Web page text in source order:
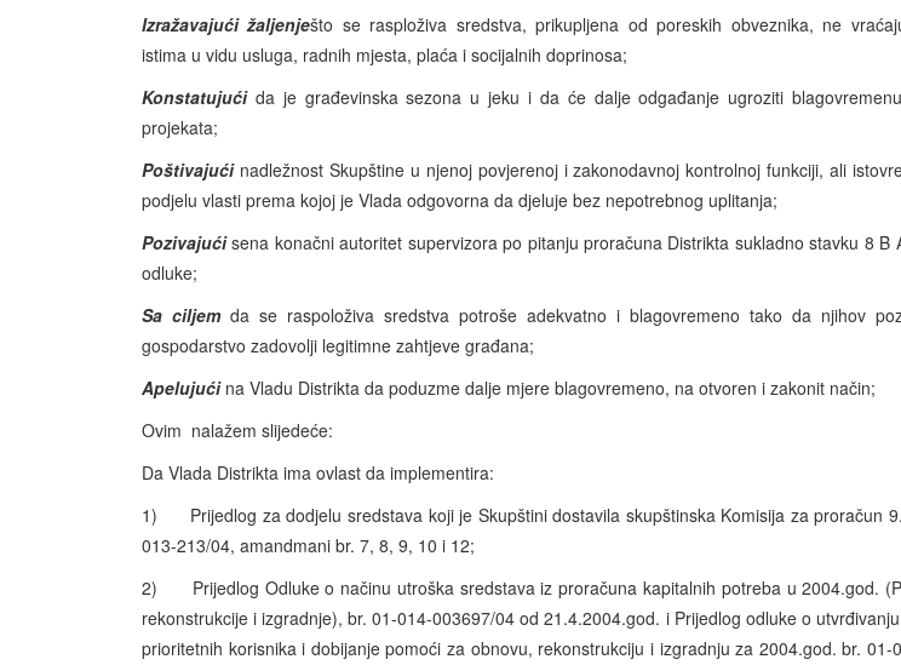
Izražavajući žaljenješto se rasploživa sredstva, prikupljena od poreskih obveznika, ne
istima u vidu usluga, radnih mjesta, plaća i socijalnih doprinosa;
Konstatujućida je građevinska sezona u jeku i da će dalje odgađanje ugroziti
projekata;
Poštivajućinadležnost Skupštine u njenoj povjerenoj i zakonodavnoj kontrolnoj funkciji, ali
podjelu vlasti prema kojoj je Vlada odgovorna da djeluje bez nepotrebnog uplitanja;
Pozivajućisena konačni autoritet supervizora po pitanju proračuna Distrikta sukladno stavku 8 B
odluke;
Sa ciljem da se raspoloživa sredstva potroše adekvatno i blagovremeno tako da njihov
gospodarstvo zadovolji legitimne zahtjeve građana;
Apelujući na Vladu Distrikta da poduzme dalje mjere blagovremeno, na otvoren i zakonit način;
Ovim nalažem slijedeće:
Da Vlada Distrikta ima ovlast da implementira:
1) Prijedlog za dodjelu sredstava koji je Skupštini dostavila skupštinska Komisija za proračun
013-213/04, amandmani br. 7, 8, 9, 10 i 12;
2) Prijedlog Odluke o načinu utroška sredstava iz proračuna kapitalnih potreba u 2004.god.
rekonstrukcije i izgradnje), br. 01-014-003697/04 od 21.4.2004.god. i Prijedlog odluke o
prioritetnih korisnika i dobijanje pomoći za obnovu, rekonstrukciju i izgradnju za 2004.god. br. 01-